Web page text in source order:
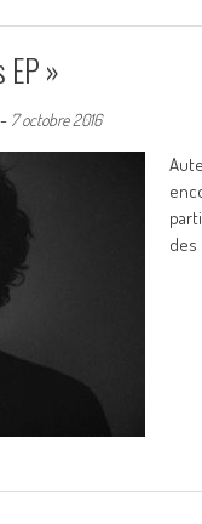
»
- 7 octobre 2016
des